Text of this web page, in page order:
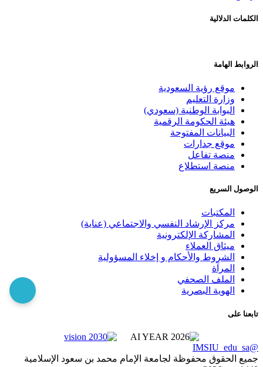
الكلمات الدلالية
الروابط الهامة
موقع رؤية السعودية
وزارة التعليم
البوابة الوطنية (سعودي)
هيئة الحكومة الرقمية
البيانات المفتوحة
موقع جدارات
منصة تفاعل
منصة استطلاع
الوصول السريع
المكتبات
مركز الإرشاد النفسي والاجتماعي (عناية)
المشاركة الإلكترونية
ميثاق العملاء
الشروط والأحكام و إخلاء المسؤولية
المرآة
الملف الصحفي
الهوية البصرية
تابعنا على
@IMSIU_edu_sa
جميع الحقوق محفوظة لجامعة الإمام محمد بن سعود الإسلامية